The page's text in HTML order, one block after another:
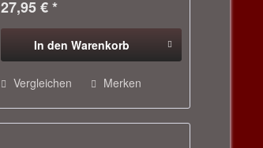
um Blumenschalen oder anderen...
27,95 € *
In den Warenkorb
Vergleichen Merken